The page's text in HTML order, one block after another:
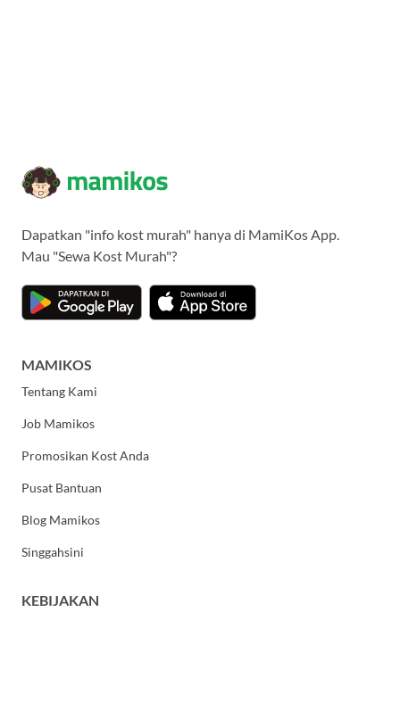
Dapatkan "info kost murah" hanya di MamiKos App.
Mau "Sewa Kost Murah"?
MAMIKOS
Tentang Kami
Job Mamikos
Promosikan Kost Anda
Pusat Bantuan
Blog Mamikos
Singgahsini
KEBIJAKAN